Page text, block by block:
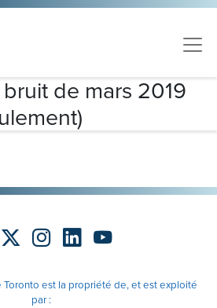
de mars 2019
Toronto est la propriété de, et est exploité
par :